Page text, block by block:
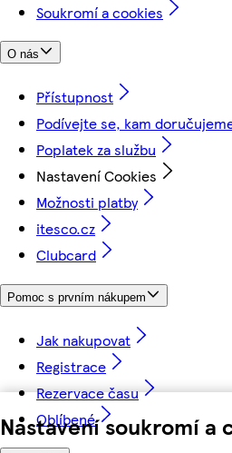
Nastavení soukromí a
Soukromí a cookies
O nás
Přístupnost
Podívejte se, kam
Poplatek za službu
Nastavení Cookies
Možnosti platby
itesco.cz
Clubcard
Pomoc s prvním nákupem
Jak nakupovat
Registrace
Rezervace času
Oblíbené